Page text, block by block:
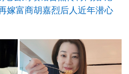
嫁富商胡嘉烈后人近年潜心